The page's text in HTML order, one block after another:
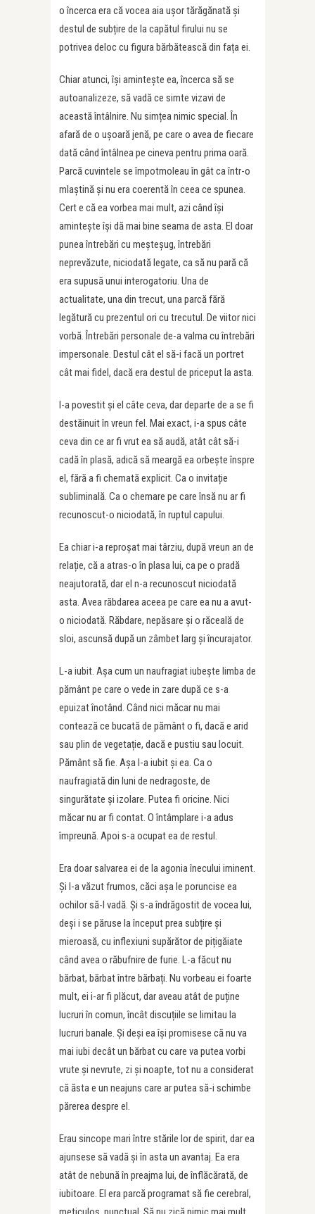
o încerca era că vocea aia ușor tărăgănată și
destul de subțire de la capătul firului nu se
potrivea deloc cu figura bărbătească din fața ei.
Chiar atunci, își amintește ea, încerca să se
autoanalizeze, să vadă ce simte vizavi de
această întâlnire. Nu simțea nimic special. În
afară de o ușoară jenă, pe care o avea de fiecare
dată când întâlnea pe cineva pentru prima oară.
Parcă cuvintele se împotmoleau în gât ca într-o
mlaștină și nu era coerentă în ceea ce spunea.
Cert e că ea vorbea mai mult, azi când își
amintește își dă mai bine seama de asta. El doar
punea întrebări cu meșteșug, întrebări
neprevăzute, niciodată legate, ca să nu pară că
era supusă unui interogatoriu. Una de
actualitate, una din trecut, una parcă fără
legătură cu prezentul ori cu trecutul. De viitor nici
vorbă. Întrebări personale de-a valma cu întrebări
impersonale. Destul cât el să-i facă un portret
cât mai fidel, dacă era destul de priceput la asta.
I-a povestit și el câte ceva, dar departe de a se fi
destăinuit în vreun fel. Mai exact, i-a spus câte
ceva din ce ar fi vrut ea să audă, atât cât să-i
cadă în plasă, adică să meargă ea orbește înspre
el, fără a fi chemată explicit. Ca o invitație
subliminală. Ca o chemare pe care însă nu ar fi
recunoscut-o niciodată, în ruptul capului.
Ea chiar i-a reproșat mai târziu, după vreun an de
relație, că a atras-o în plasa lui, ca pe o pradă
neajutorată, dar el n-a recunoscut niciodată
asta. Avea răbdarea aceea pe care ea nu a avut-
o niciodată. Răbdare, nepăsare și o răceală de
sloi, ascunsă după un zâmbet larg și încurajator.
L-a iubit. Așa cum un naufragiat iubește limba de
pământ pe care o vede in zare după ce s-a
epuizat înotând. Când nici măcar nu mai
contează ce bucată de pământ o fi, dacă e arid
sau plin de vegetație, dacă e pustiu sau locuit.
Pământ să fie. Așa l-a iubit și ea. Ca o
naufragiată din luni de nedragoste, de
singurătate și izolare. Putea fi oricine. Nici
măcar nu ar fi contat. O întâmplare i-a adus
împreună. Apoi s-a ocupat ea de restul.
Era doar salvarea ei de la agonia înecului iminent.
Și l-a văzut frumos, căci așa le poruncise ea
ochilor să-l vadă. Și s-a îndrăgostit de vocea lui,
deși i se păruse la început prea subțire și
mieroasă, cu inflexiuni supărător de pițigăiate
când avea o răbufnire de furie. L-a făcut nu
bărbat, bărbat între bărbați. Nu vorbeau ei foarte
mult, ei i-ar fi plăcut, dar aveau atât de puține
lucruri în comun, încât discuțiile se limitau la
lucruri banale. Și deși ea își promisese că nu va
mai iubi decât un bărbat cu care va putea vorbi
vrute și nevrute, zi și noapte, tot nu a considerat
că ăsta e un neajuns care ar putea să-i schimbe
părerea despre el.
Erau sincope mari între stările lor de spirit, dar ea
ajunsese să vadă și în asta un avantaj. Ea era
atât de nebună în preajma lui, de înflăcărată, de
iubitoare. El era parcă programat să fie cerebral,